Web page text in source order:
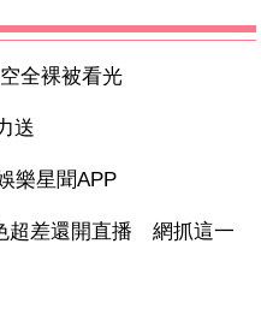
全裸被看光
送
樂星聞APP
超差還開直播 網抓這一